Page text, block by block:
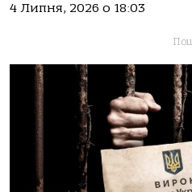
4 Липня, 2026 о 18:03